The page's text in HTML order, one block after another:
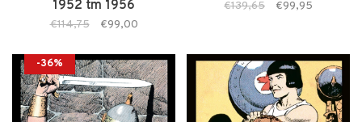
1952 tm 1956
€114,75 €99,00
€139,65 €99,95
-36%